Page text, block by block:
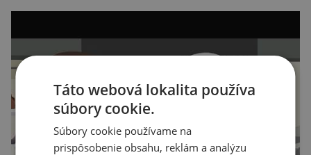
Táto webová lokalita používa
súbory cookie.
Súbory cookie používame na
prispôsobenie obsahu, reklám a analýzu